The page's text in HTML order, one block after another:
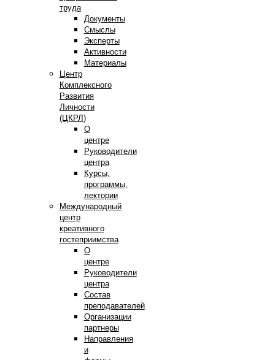
труда
Документы
Смыслы
Эксперты
Активности
Материалы
Центр
Комплексного
Развития
Личности
(ЦКРЛ)
О
центре
Руководители
центра
Курсы,
программы,
лектории
Международный
центр
креативного
гостеприимства
О
центре
Руководители
центра
Состав
преподавателей
Организации
партнеры
Направления
и